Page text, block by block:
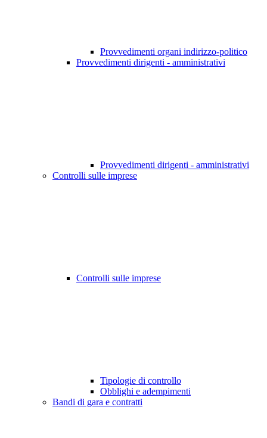
Provvedimenti organi indirizzo-politico
Provvedimenti dirigenti - amministrativi
Provvedimenti dirigenti - amministrativi
Controlli sulle imprese
Controlli sulle imprese
Tipologie di controllo
Obblighi e adempimenti
Bandi di gara e contratti